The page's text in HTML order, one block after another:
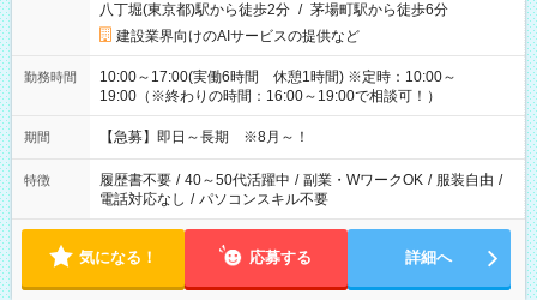
八丁堀(東京都)駅から徒歩2分 / 茅場町駅から徒歩6分
建設業界向けのAIサービスの提供など
勤務時間
10:00～17:00(実働6時間 休憩1時間) ※定時：10:00～
19:00（※終わりの時間：16:00～19:00で相談可！）
期間 【急募】即日～長期 ※8月～！
特徴 履歴書不要 / 40～50代活躍中 / 副業・WワークOK / 服装自由 /
電話対応なし / パソコンスキル不要
気になる！ 応募する 詳細へ